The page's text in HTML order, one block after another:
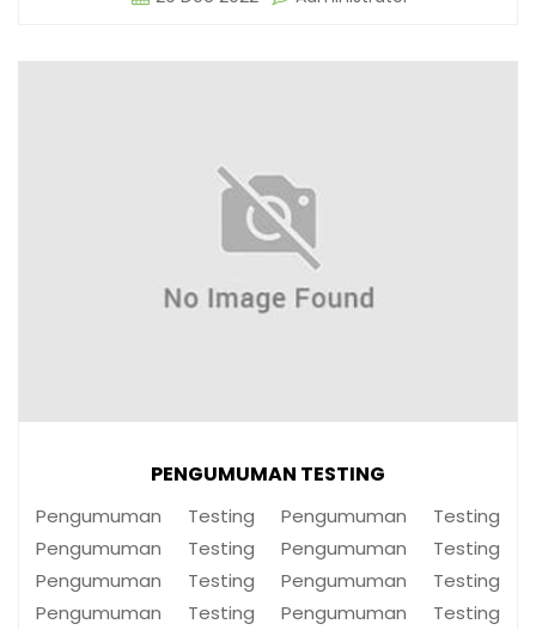
PENGUMUMAN TESTING
Pengumuman Testing Pengumuman Testing
Pengumuman Testing Pengumuman Testing
Pengumuman Testing Pengumuman Testing
Pengumuman Testing Pengumuman Testing